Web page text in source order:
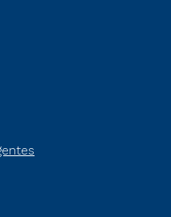
na prova on-line ou
é um formato do